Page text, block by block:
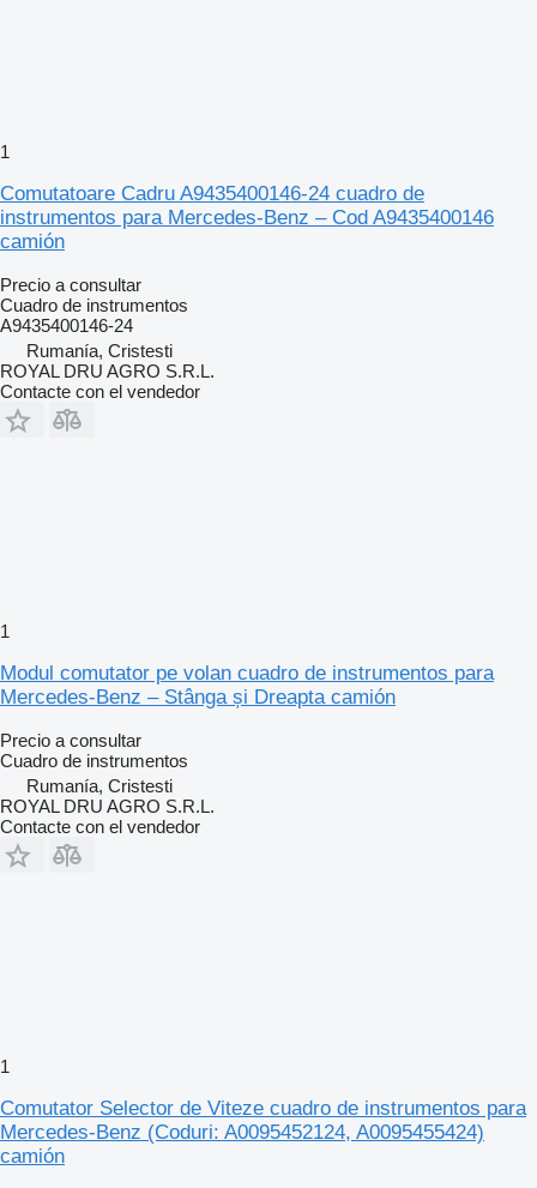
1
Comutatoare Cadru A9435400146-24 cuadro de
instrumentos para Mercedes-Benz – Cod A9435400146
camión
Precio a consultar
Cuadro de instrumentos
A9435400146-24
Rumanía, Cristesti
ROYAL DRU AGRO S.R.L.
Contacte con el vendedor
1
Modul comutator pe volan cuadro de instrumentos para
Mercedes-Benz – Stânga și Dreapta camión
Precio a consultar
Cuadro de instrumentos
Rumanía, Cristesti
ROYAL DRU AGRO S.R.L.
Contacte con el vendedor
1
Comutator Selector de Viteze cuadro de instrumentos para
Mercedes-Benz (Coduri: A0095452124, A0095455424)
camión